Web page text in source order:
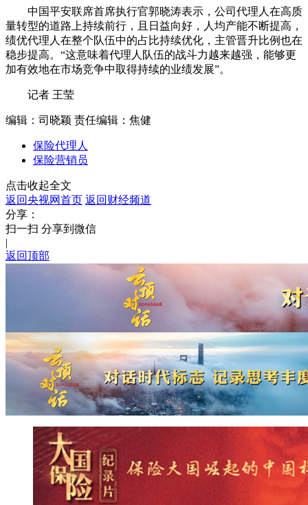
中国平安联席首席执行官郭晓涛表示，公司代理人在高质
量转型的道路上持续前行，且日益向好，人均产能不断提高，
绩优代理人在整个队伍中的占比持续优化，主管晋升比例也在
稳步提高。“这意味着代理人队伍的战斗力越来越强，能够更
加有效地在市场竞争中取得持续的业绩发展”。
记者 王莹
编辑：司晓颖 责任编辑：焦健
保险代理人
保险营销员
点击收起全文
返回央视网首页 返回财经频道
分享：
扫一扫 分享到微信
|
返回顶部